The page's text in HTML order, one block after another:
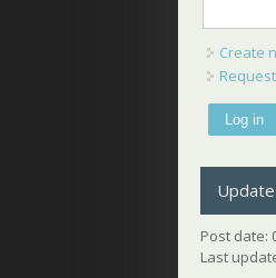
Create
Post date:
Last